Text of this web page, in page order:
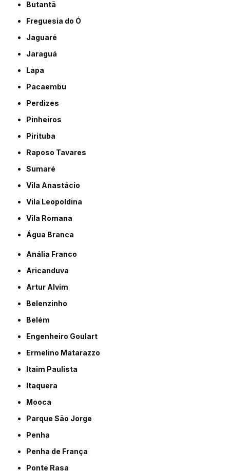
Butantã
Freguesia do Ó
Jaguaré
Jaraguá
Lapa
Pacaembu
Perdizes
Pinheiros
Pirituba
Raposo Tavares
Sumaré
Vila Anastácio
Vila Leopoldina
Vila Romana
Água Branca
Anália Franco
Aricanduva
Artur Alvim
Belenzinho
Belém
Engenheiro Goulart
Ermelino Matarazzo
Itaim Paulista
Itaquera
Mooca
Parque São Jorge
Penha
Penha de França
Ponte Rasa